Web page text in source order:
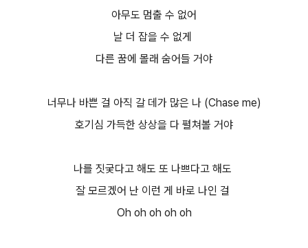
아무도 멈출 수 없어
날 더 잡을 수 없게
다른 꿈에 몰래 숨어들 거야
너무나 바쁜 걸 아직 갈 데가 많은 나 (Chase me)
호기심 가득한 상상을 다 펼쳐볼 거야
나를 짓궂다고 해도 또 나쁘다고 해도
잘 모르겠어 난 이런 게 바로 나인 걸
Oh oh oh oh oh